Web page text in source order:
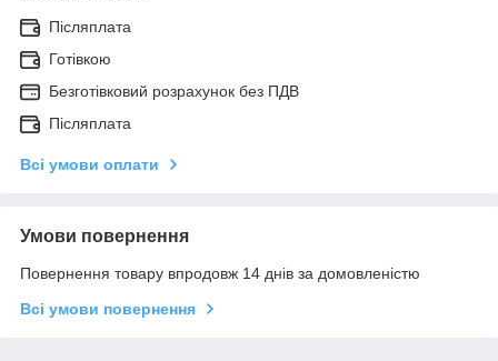
Післяплата
Готівкою
Безготівковий розрахунок без ПДВ
Післяплата
Всі умови оплати
Умови повернення
Повернення товару впродовж 14 днів за домовленістю
Всі умови повернення